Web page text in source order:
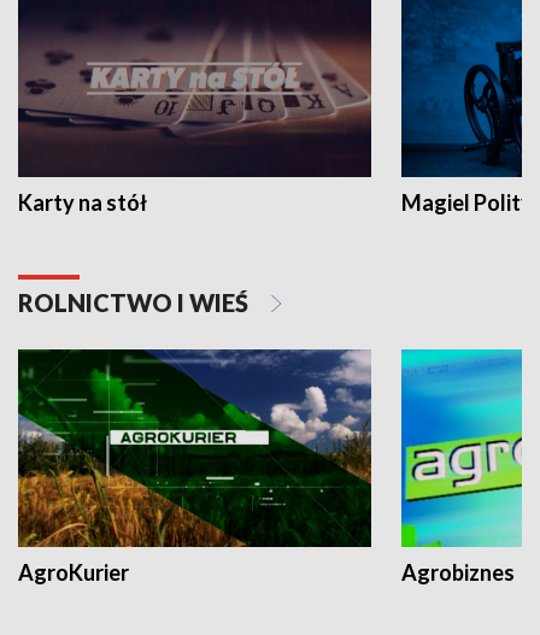
Karty na stół Magiel
ROLNICTWO I WIEŚ
AgroKurier Agrobiznes